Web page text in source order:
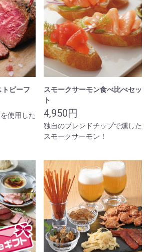
ビーフ
使用した
スモークサーモン食べ比べセッ
ト
4,950円
独自のブレンドチップで燻した
スモークサーモン！